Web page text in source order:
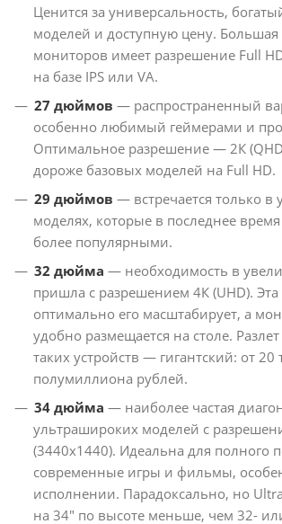
Ценится за универсальность,
моделей и доступную цену. Большая
мониторов имеет разрешение Full
на базе IPS или VA.
27 дюймов — распространенный
особенно любимый геймерами и
Оптимальное разрешение — 2К
дороже базовых моделей на Full HD.
29 дюймов — встречается только в
моделях, которые в последнее время
более популярными.
32 дюйма — необходимость в
пришла с разрешением 4К (UHD). Эта
оптимально его масштабирует, а
удобно размещается на столе.
таких устройств — гигантский: от 20
полумиллиона рублей.
34 дюйма — наиболее частая
ультрашироких моделей с
(3440x1440). Идеальна для полного
современные игры и фильмы,
исполнении. Парадоксально, но
на 34" по высоте меньше, чем 32-